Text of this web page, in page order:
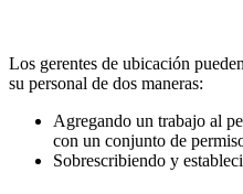
Los gerentes de ubicación
su personal de dos maneras:
Agregando un trabajo al
con un conjunto de
Sobrescribiendo y